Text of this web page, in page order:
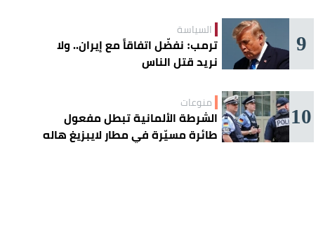
9 السياسة
ترمب: نفضّل اتفاقاً مع إيران.. ولا
نريد قتل الناس
10 منوعات
الشرطة الألمانية تبطل مفعول
طائرة مسيّرة في مطار لايبزيغ هاله